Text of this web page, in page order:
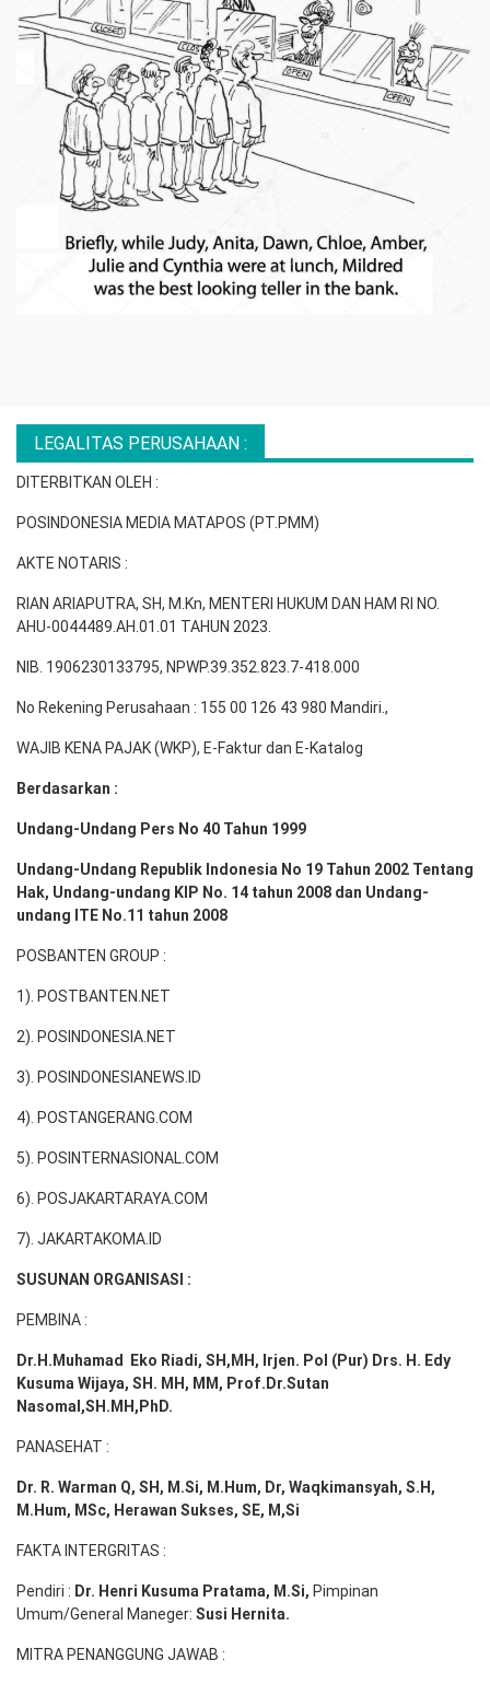
LEGALITAS PERUSAHAAN :
DITERBITKAN OLEH :
POSINDONESIA MEDIA MATAPOS (PT.PMM)
AKTE NOTARIS :
RIAN ARIAPUTRA, SH, M.Kn, MENTERI HUKUM DAN HAM RI NO.
AHU-0044489.AH.01.01 TAHUN 2023.
NIB. 1906230133795, NPWP.39.352.823.7-418.000
No Rekening Perusahaan : 155 00 126 43 980 Mandiri.,
WAJIB KENA PAJAK (WKP), E-Faktur dan E-Katalog
Berdasarkan :
Undang-Undang Pers No 40 Tahun 1999
Undang-Undang Republik Indonesia No 19 Tahun 2002 Tentang
Hak, Undang-undang KIP No. 14 tahun 2008 dan Undang-
undang ITE No.11 tahun 2008
POSBANTEN GROUP :
1). POSTBANTEN.NET
2). POSINDONESIA.NET
3). POSINDONESIANEWS.ID
4). POSTANGERANG.COM
5). POSINTERNASIONAL.COM
6). POSJAKARTARAYA.COM
7). JAKARTAKOMA.ID
SUSUNAN ORGANISASI :
PEMBINA :
Dr.H.Muhamad Eko Riadi, SH,MH , Irjen. Pol (Pur) Drs. H. Edy
Kusuma Wijaya, SH. MH, MM, Prof. Dr.Sutan
Nasomal,SH.MH,PhD.
PANASEHAT :
Dr. R. Warman Q, SH, M.Si, M.Hum, Dr, Waqkimansyah, S.H,
M.Hum, MSc, Herawan Sukses, SE, M,Si
FAKTA INTERGRITAS :
Pendiri : Dr. Henri Kusuma Pratama, M.Si, Pimpinan
Umum/General Maneger: Susi Hernita.
MITRA PENANGGUNG JAWAB :